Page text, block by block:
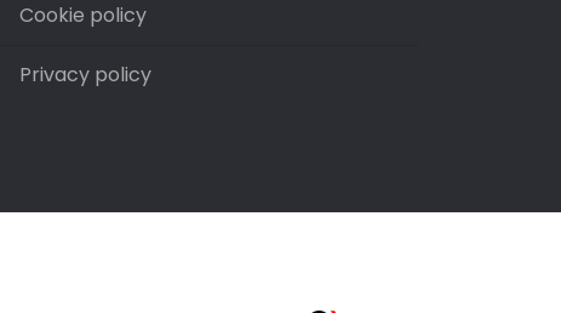
Cookie policy
Privacy policy